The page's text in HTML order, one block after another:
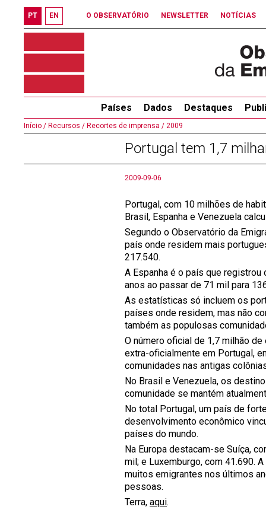
PT EN O OBSERVATÓRIO NEWSLETTER NOTÍCIAS
Países Dados Destaques
Início / Recursos / Recortes de imprensa / 2009
Portugal tem 1,7
2009-09-06
Portugal, com 10 milhões de
Brasil, Espanha e Venezuela
Segundo o Observatório da
país onde residem mais
217.540.
A Espanha é o país que
anos ao passar de 71 mil para
As estatísticas só incluem os
países onde residem, mas não
também as populosas
O número oficial de 1,7 milhão
extra-oficialmente em Portugal,
comunidades nas antigas
No Brasil e Venezuela, os
comunidade se mantém
No total Portugal, um país de
desenvolvimento econômico
países do mundo.
Na Europa destacam-se Suíça,
mil; e Luxemburgo, com 41.690.
muitos emigrantes nos últimos
pessoas.
Terra, aqui.